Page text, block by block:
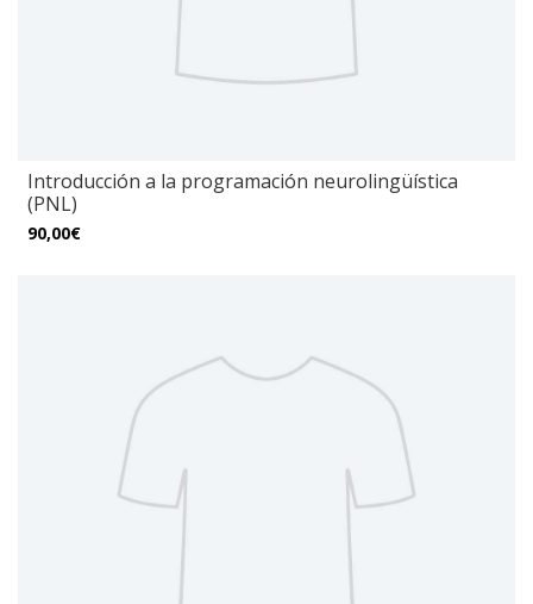
Introducción a la programación neurolingüística
(PNL)
90,00€